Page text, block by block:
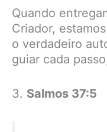
Quando
Criador,
o verdadeiro
guiar cada
3. Salmos 37:5